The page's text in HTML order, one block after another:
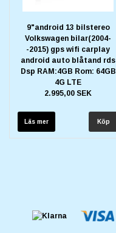
9"android 13 bilstereo
Volkswagen bilar(2004-
-2015) gps wifi carplay
android auto blåtand rds
Dsp RAM:4GB Rom: 64GB
4G LTE
2.995,00 SEK
Läs mer